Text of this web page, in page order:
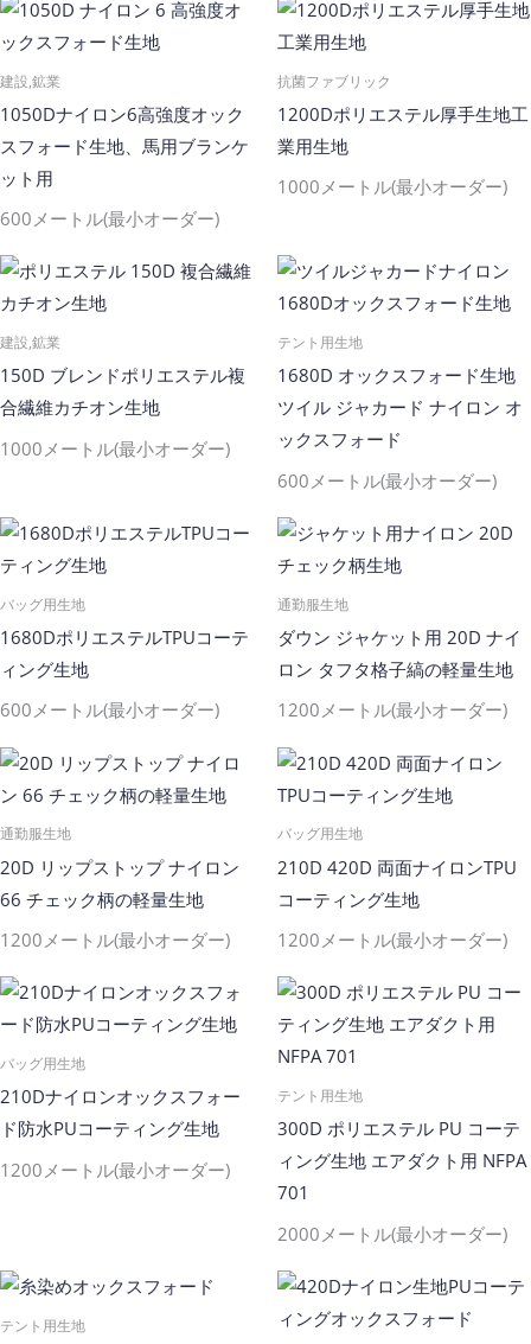
建設,鉱業
1050Dナイロン6高強度オック
スフォード生地、馬用ブランケ
ット用
600メートル(最小オーダー)
抗菌ファブリック
1200Dポリエステル厚手生地工
業用生地
1000メートル(最小オーダー)
建設,鉱業
150D ブレンドポリエステル複
合繊維カチオン生地
1000メートル(最小オーダー)
テント用生地
1680D オックスフォード生地
ツイル ジャカード ナイロン オ
ックスフォード
600メートル(最小オーダー)
バッグ用生地
1680DポリエステルTPUコーテ
ィング生地
600メートル(最小オーダー)
通勤服生地
ダウン ジャケット用 20D ナイ
ロン タフタ格子縞の軽量生地
1200メートル(最小オーダー)
通勤服生地
20D リップストップ ナイロン
66 チェック柄の軽量生地
1200メートル(最小オーダー)
バッグ用生地
210D 420D 両面ナイロンTPU
コーティング生地
1200メートル(最小オーダー)
バッグ用生地
210Dナイロンオックスフォー
ド防水PUコーティング生地
1200メートル(最小オーダー)
テント用生地
300D ポリエステル PU コーテ
ィング生地 エアダクト用 NFPA
701
2000メートル(最小オーダー)
テント用生地